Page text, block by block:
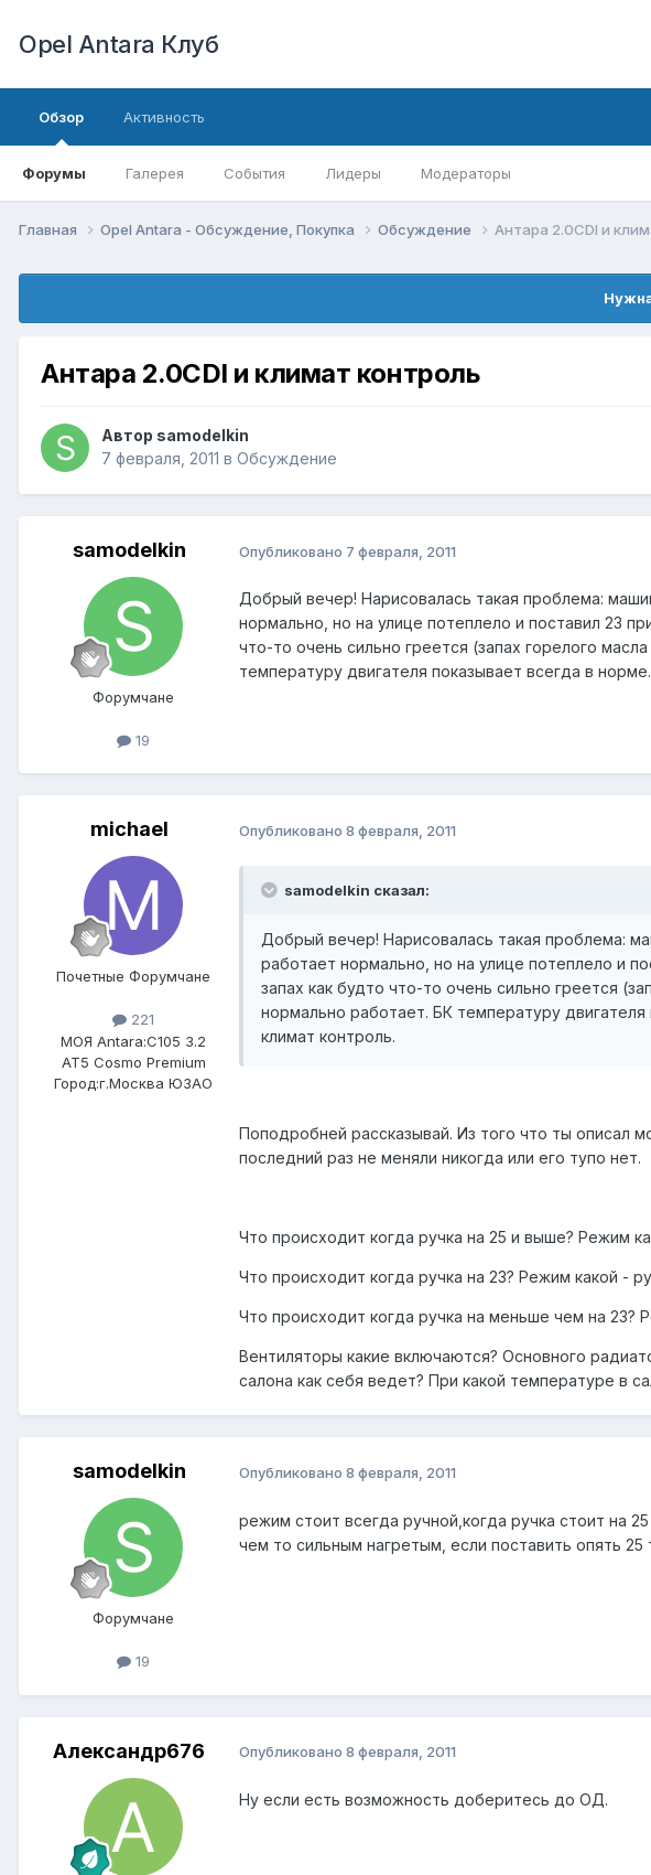
Opel Antara Клуб
Обзор
Форумы Галерея События Лидеры Модераторы
Активность
Главная Opel Antara - Обсуждение, Покупка Обсуждение Антара 2.0СDI и
Антара 2.0СDI и климат контроль
Автор samodelkin
7 февраля, 2011 в Обсуждение
samodelkin
Форумчане
19
Опубликовано 7 февраля, 2011
Добрый вечер! Нарисовалась такая проблема:
нормально, но на улице потеплело и поставил 23
что-то очень сильно греется (запах горелого
температуру двигателя показывает всегда в
michael
Почетные Форумчане
221
МОЯ Antara:C105 3.2
AT5 Cosmo Premium
Город:г.Москва ЮЗАО
Опубликовано 8 февраля, 2011
samodelkin сказал:
Добрый вечер! Нарисовалась такая проблема:
работает нормально, но на улице потеплело и
запах как будто что-то очень сильно греется
нормально работает. БК температуру
климат контроль.
Поподробней рассказывай. Из того что ты описал
последний раз не меняли никогда или его тупо нет.
Что происходит когда ручка на 25 и выше? Режим
Что происходит когда ручка на 23? Режим какой -
Что происходит когда ручка на меньше чем на 23?
Вентиляторы какие включаются? Основного
салона как себя ведет? При какой температуре в
samodelkin
Форумчане
19
Опубликовано 8 февраля, 2011
режим стоит всегда ручной,когда ручка стоит на
чем то сильным нагретым, если поставить опять
Александр676 Опубликовано 8 февраля, 2011
Ну если есть возможность доберитесь до ОД.